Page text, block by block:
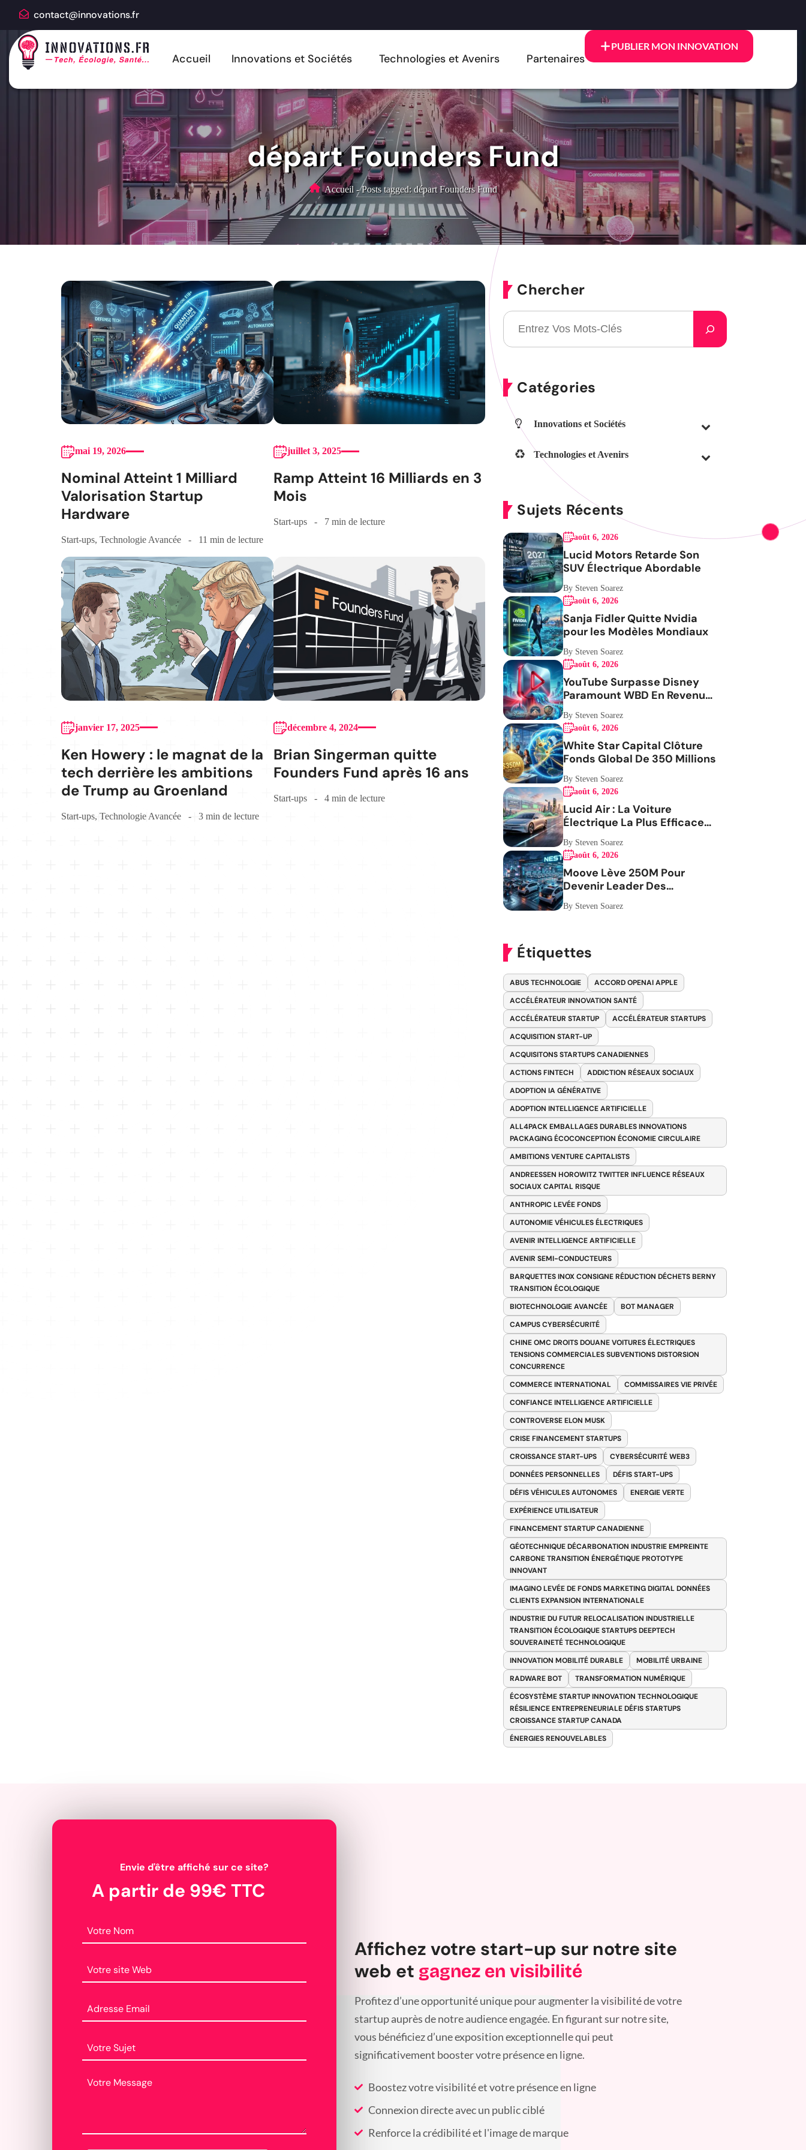
contact@innovations.fr
Accueil Innovations et Sociétés Technologies et Avenirs Partenaires
PUBLIER MON INNOVATION
départ Founders Fund
Accueil - Posts tagged: départ Founders Fund
mai 19, 2026
Nominal Atteint 1 Milliard
Valorisation Startup
Hardware
Start-ups, Technologie Avancée 11 min de lecture
juillet 3, 2025
Ramp Atteint 16 Milliards en 3
Mois
Start-ups 7 min de lecture
janvier 17, 2025
Ken Howery : le magnat de la
tech derrière les ambitions
de Trump au Groenland
Start-ups, Technologie Avancée 3 min de lecture
décembre 4, 2024
Brian Singerman quitte
Founders Fund après 16 ans
Start-ups 4 min de lecture
Chercher
Catégories
Innovations et Sociétés
Technologies et Avenirs
Sujets Récents
août 6, 2026
Lucid Motors Retarde Son
SUV Électrique Abordable
By Steven Soarez
août 6, 2026
Sanja Fidler Quitte Nvidia
pour les Modèles Mondiaux
By Steven Soarez
août 6, 2026
YouTube Surpasse Disney
Paramount WBD En Revenus
Publicitaires
By Steven Soarez
août 6, 2026
White Star Capital Clôture
Fonds Global De 350 Millions
By Steven Soarez
août 6, 2026
Lucid Air : La Voiture
Électrique La Plus Efficace
Aux USA
By Steven Soarez
août 6, 2026
Moove Lève 250M Pour
Devenir Leader Des
Robotaxis
By Steven Soarez
Étiquettes
ABUS TECHNOLOGIE
ACCORD OPENAI APPLE
ACCÉLÉRATEUR INNOVATION SANTÉ
ACCÉLÉRATEUR STARTUP
ACCÉLÉRATEUR STARTUPS
ACQUISITION START-UP
ACQUISITONS STARTUPS CANADIENNES
ACTIONS FINTECH
ADDICTION RÉSEAUX SOCIAUX
ADOPTION IA GÉNÉRATIVE
ADOPTION INTELLIGENCE ARTIFICIELLE
ALL4PACK EMBALLAGES DURABLES INNOVATIONS
PACKAGING ÉCOCONCEPTION ÉCONOMIE CIRCULAIRE
AMBITIONS VENTURE CAPITALISTS
ANDREESSEN HOROWITZ TWITTER INFLUENCE RÉSEAUX
SOCIAUX CAPITAL RISQUE
ANTHROPIC LEVÉE FONDS
AUTONOMIE VÉHICULES ÉLECTRIQUES
AVENIR INTELLIGENCE ARTIFICIELLE
AVENIR SEMI-CONDUCTEURS
BARQUETTES INOX CONSIGNE RÉDUCTION DÉCHETS BERNY
TRANSITION ÉCOLOGIQUE
BIOTECHNOLOGIE AVANCÉE
BOT MANAGER
CAMPUS CYBERSÉCURITÉ
CHINE OMC DROITS DOUANE VOITURES ÉLECTRIQUES
TENSIONS COMMERCIALES SUBVENTIONS DISTORSION
CONCURRENCE
COMMERCE INTERNATIONAL
COMMISSAIRES VIE PRIVÉE
CONFIANCE INTELLIGENCE ARTIFICIELLE
CONTROVERSE ELON MUSK
CRISE FINANCEMENT STARTUPS
CROISSANCE START-UPS
CYBERSÉCURITÉ WEB3
DONNÉES PERSONNELLES
DÉFIS START-UPS
DÉFIS VÉHICULES AUTONOMES
ENERGIE VERTE
EXPÉRIENCE UTILISATEUR
FINANCEMENT STARTUP CANADIENNE
GÉOTECHNIQUE DÉCARBONATION INDUSTRIE EMPREINTE
CARBONE TRANSITION ÉNERGÉTIQUE PROTOTYPE
INNOVANT
IMAGINO LEVÉE DE FONDS MARKETING DIGITAL DONNÉES
CLIENTS EXPANSION INTERNATIONALE
INDUSTRIE DU FUTUR RELOCALISATION INDUSTRIELLE
TRANSITION ÉCOLOGIQUE STARTUPS DEEPTECH
SOUVERAINETÉ TECHNOLOGIQUE
INNOVATION MOBILITÉ DURABLE
MOBILITÉ URBAINE
RADWARE BOT
TRANSFORMATION NUMÉRIQUE
ÉCOSYSTÈME STARTUP INNOVATION TECHNOLOGIQUE
RÉSILIENCE ENTREPRENEURIALE DÉFIS STARTUPS
CROISSANCE STARTUP CANADA
ÉNERGIES RENOUVELABLES
Envie d'être affiché sur ce site?
A partir de 99€ TTC
Affichez votre start-up sur notre site
web et gagnez en visibilité
Profitez d’une opportunité unique pour augmenter la visibilité de votre
startup auprès de notre audience engagée. En figurant sur notre site,
vous bénéficiez d’une exposition exceptionnelle qui peut
significativement booster votre présence en ligne.
Boostez votre visibilité et votre présence en ligne
Connexion directe avec un public ciblé
Renforce la crédibilité et l'image de marque